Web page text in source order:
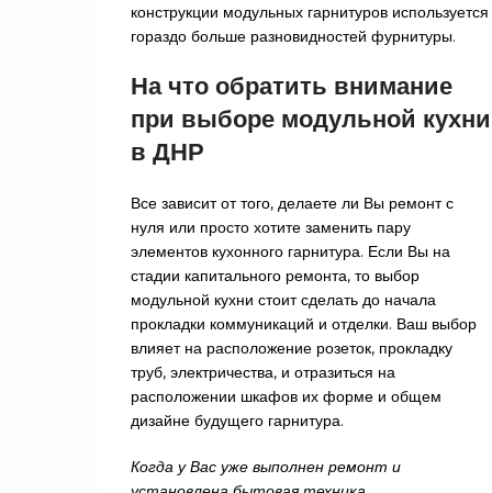
конструкции модульных гарнитуров используется
гораздо больше разновидностей фурнитуры.
На что обратить внимание
при выборе модульной кухни
в ДНР
Все зависит от того, делаете ли Вы ремонт с
нуля или просто хотите заменить пару
элементов кухонного гарнитура. Если Вы на
стадии капитального ремонта, то выбор
модульной кухни стоит сделать до начала
прокладки коммуникаций и отделки. Ваш выбор
влияет на расположение розеток, прокладку
труб, электричества, и отразиться на
расположении шкафов их форме и общем
дизайне будущего гарнитура.
Когда у Вас уже выполнен ремонт и